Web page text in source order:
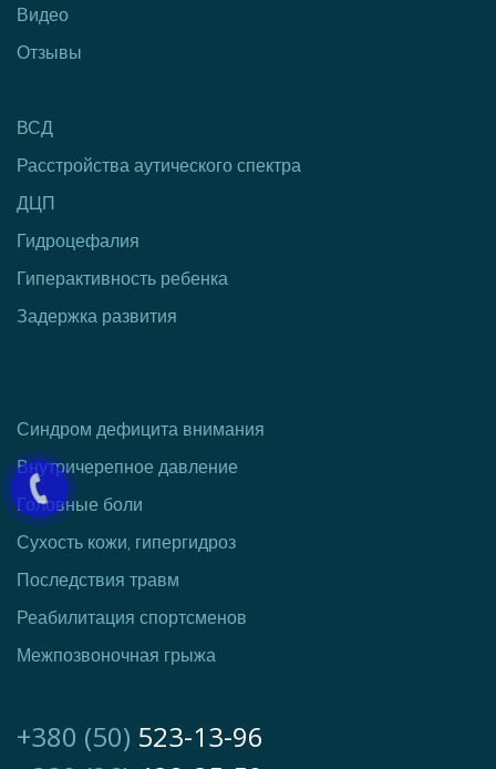
Видео
Отзывы
ВСД
Расстройства аутического спектра
ДЦП
Гидроцефалия
Гиперактивность ребенка
Задержка развития
Синдром дефицита внимания
Внутричерепное давление
Головные боли
Сухость кожи, гипергидроз
Последствия травм
Реабилитация спортсменов
Межпозвоночная грыжа
+380 (50) 523-13-96